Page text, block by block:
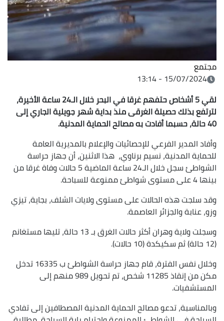
مجتمع
15/07/2024 - 13:14
لقي 5 أشخاص حتفهم غرقا
في البحر خلال الـ24 ساعة الأخيرة،
لترتفع بذلك حصيلة الغرقى منذ بداية شهرجويلية الجاري إلى
40 حالة،
حسبما أفادت بهمصالح الحماية المدنية.
وأفاد المدير الفرعي للإحصائيات والإعلام بالمديرية العامة
للحماية المدنية، نسيم برناوي، هذا الاثنين، أن جهاز حراسة
الشواطئ سجل خلال الـ24 ساعة الماضية 5 حالات وفاة غرقا من
بينها 4 على مستوى شواطئ ممنوعة للسباحة.
وقد سلجت هذه الحالات على مستوى ولايات الشلف، بجاية، تيزي
وزو، عنابة والجزائر العاصمة.
وسجلت ولاية وهران أكثر حالات الغرق بـ 13 حالة، تليها مستغانم
وخلال نفس الفترة، قام جهاز حراسة الشواطئ ب 16335 تدخل
مكن من إنقاذ 11285 شخص، تم تحويل 989 منهم إلى
المستشفيات.
وبالمناسبة، تدعو مصالح الحماية المدنية المصطافين إلى تفادي